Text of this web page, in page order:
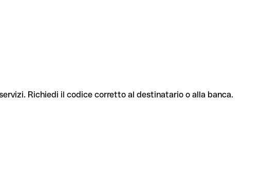
Richiedi il codice corretto al destinatario o alla banca.